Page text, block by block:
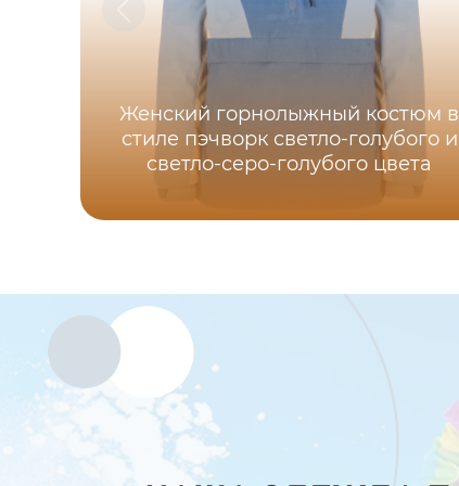
Женский горнолыжный костюм в
стиле пэчворк светло-голубого и
светло-серо-голубого цвета